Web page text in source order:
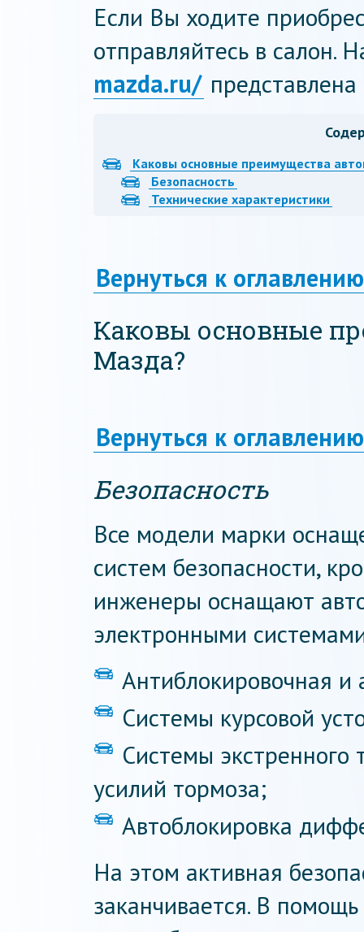
Если Вы ходите
отправляйтесь в салон.
mazda.ru/
Каковы основные преимущества
Безопасность
Технические характеристики
Вернуться к оглавлению
Каковы основные
Мазда?
Вернуться к оглавлению
Безопасность
Все модели марки
систем безопасности,
инженеры оснащают
электронными
Антиблокировочная и
Системы курсовой
Системы
усилий тормоза;
Автоблокировка
На этом активная
заканчивается. В